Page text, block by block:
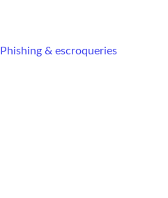
Phishing & escroqueries